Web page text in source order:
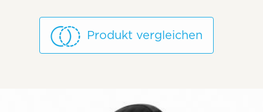
Produkt vergleichen